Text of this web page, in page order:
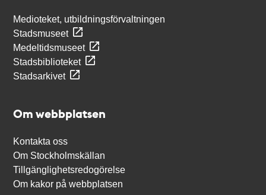
Medioteket, utbildningsförvaltningen
Stadsmuseet
Medeltidsmuseet
Stadsbiblioteket
Stadsarkivet
Om webbplatsen
Kontakta oss
Om Stockholmskällan
Tillgänglighetsredogörelse
Om kakor på webbplatsen